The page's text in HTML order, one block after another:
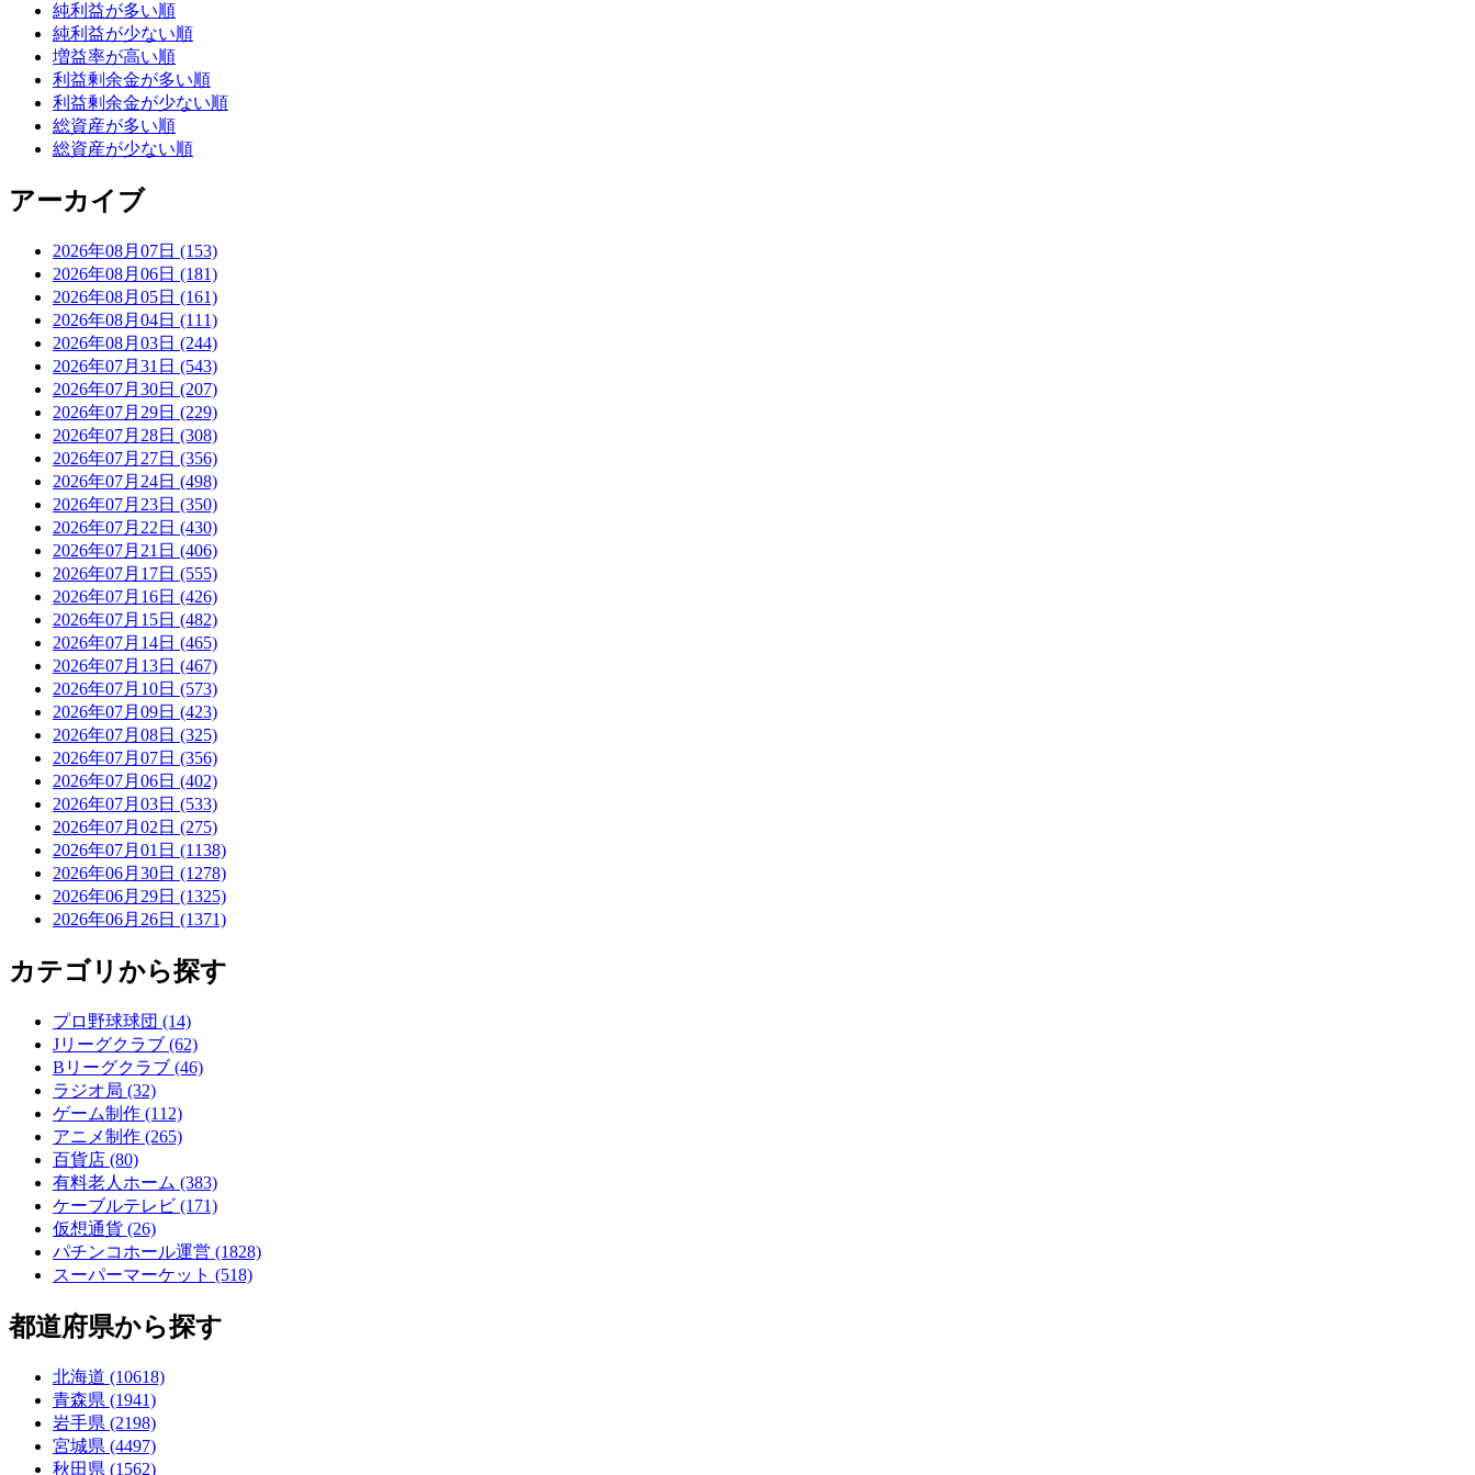
純利益が多い順
純利益が少ない順
増益率が高い順
利益剰余金が多い順
利益剰余金が少ない順
総資産が多い順
総資産が少ない順
アーカイブ
2026年08月07日 (153)
2026年08月06日 (181)
2026年08月05日 (161)
2026年08月04日 (111)
2026年08月03日 (244)
2026年07月31日 (543)
2026年07月30日 (207)
2026年07月29日 (229)
2026年07月28日 (308)
2026年07月27日 (356)
2026年07月24日 (498)
2026年07月23日 (350)
2026年07月22日 (430)
2026年07月21日 (406)
2026年07月17日 (555)
2026年07月16日 (426)
2026年07月15日 (482)
2026年07月14日 (465)
2026年07月13日 (467)
2026年07月10日 (573)
2026年07月09日 (423)
2026年07月08日 (325)
2026年07月07日 (356)
2026年07月06日 (402)
2026年07月03日 (533)
2026年07月02日 (275)
2026年07月01日 (1138)
2026年06月30日 (1278)
2026年06月29日 (1325)
2026年06月26日 (1371)
カテゴリから探す
プロ野球球団 (14)
Jリーグクラブ (62)
Bリーグクラブ (46)
ラジオ局 (32)
ゲーム制作 (112)
アニメ制作 (265)
百貨店 (80)
有料老人ホーム (383)
ケーブルテレビ (171)
仮想通貨 (26)
パチンコホール運営 (1828)
スーパーマーケット (518)
都道府県から探す
北海道 (10618)
青森県 (1941)
岩手県 (2198)
宮城県 (4497)
秋田県 (1562)